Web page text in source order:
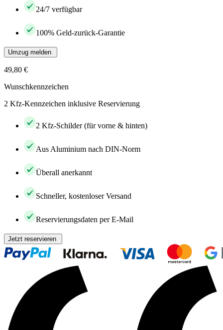
24/7 verfügbar
100% Geld-zurück-Garantie
Umzug melden
49,80 €
Wunschkennzeichen
2 Kfz-Kennzeichen inklusive Reservierung
2 Kfz-Schilder (für vorne & hinten)
Aus Aluminium nach DIN-Norm
Überall anerkannt
Schneller, kostenloser Versand
Reservierungsdaten per E-Mail
Jetzt reservieren